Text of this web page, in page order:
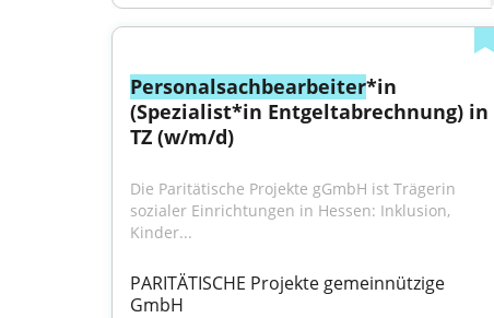
Personalsachbearbeiter*in
(Spezialist*in Entgeltabrechnung) in
TZ (w/m/d)
Die Paritätische Projekte gGmbH ist Trägerin
sozialer Einrichtungen in Hessen: Inklusion,
Kinder...
PARITÄTISCHE Projekte gemeinnützige
GmbH